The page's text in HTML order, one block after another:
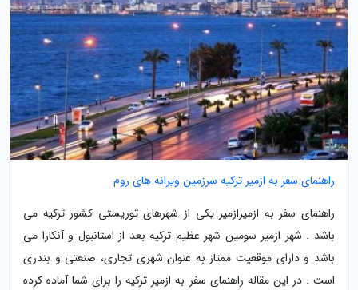
راهنمای سفر به ازمیر ترکیه سرزمین ویرانه های روم
راهنمای سفر به ازمیرازمیر یکی از شهرهای توریستی کشور ترکیه می
باشد . شهر ازمیر سومین شهر عظیم ترکیه بعد از استانبول و آنکارا می
باشد و دارای موقعیت ممتاز به عنوان شهری تجاری، صنعتی و بندری
است . در این مقاله راهنمای سفر به ازمیر ترکیه را برای شما آماده کرده